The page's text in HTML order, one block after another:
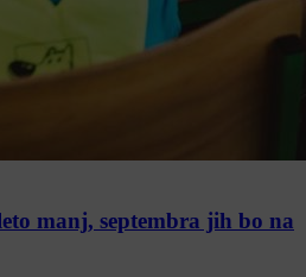
manj, septembra jih bo na